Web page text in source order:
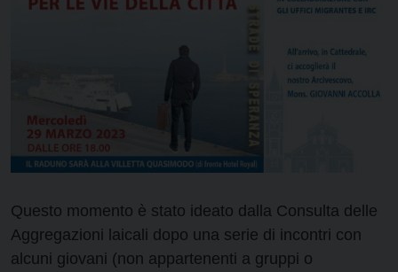
Questo momento è stato ideato dalla Consulta delle
Aggregazioni laicali dopo una serie di incontri con
alcuni giovani (non appartenenti a gruppi o